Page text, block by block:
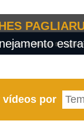
vídeos por